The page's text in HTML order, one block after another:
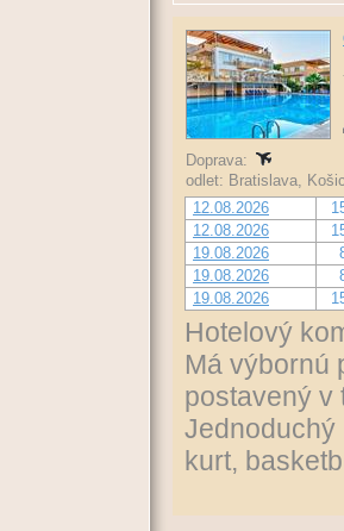
Doprava:
odlet: Bratislava,
12.08.2026
12.08.2026
19.08.2026
19.08.2026
19.08.2026
Hotelový
Má výbornú
postavený v
Jednoduchý
kurt,